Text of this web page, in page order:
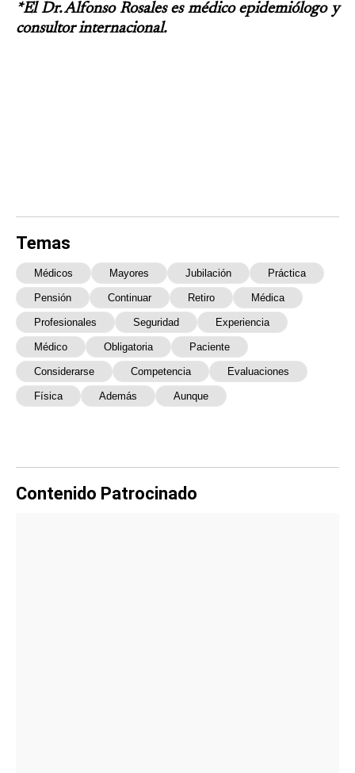
*El Dr. Alfonso Rosales es médico epidemiólogo y
consultor internacional.
Temas
Médicos Mayores Jubilación Práctica
Pensión Continuar Retiro Médica
Profesionales Seguridad Experiencia
Médico Obligatoria Paciente
Considerarse Competencia Evaluaciones
Física Además Aunque
Contenido Patrocinado